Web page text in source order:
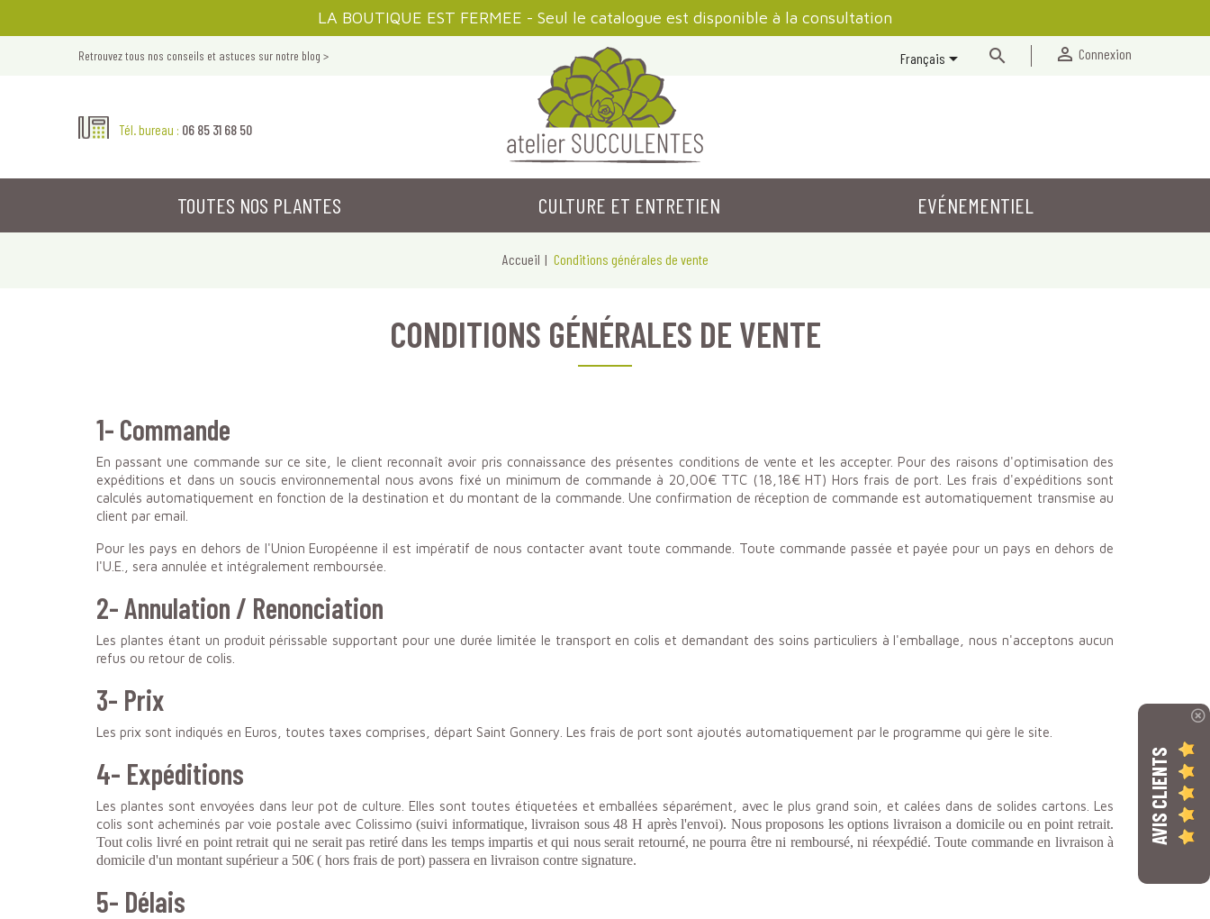
LA BOUTIQUE EST FERMEE - Seul le catalogue est disponible à la consultation
Retrouvez tous nos conseils et astuces sur notre blog > Français   Connexion
Tél. bureau : 06 85 31 68 50
TOUTES NOS PLANTES CULTURE ET ENTRETIEN EVÉNEMENTIEL
Accueil Conditions générales de vente
CONDITIONS GÉNÉRALES DE VENTE
1- Commande
En passant une commande sur ce site, le client reconnaît avoir pris connaissance des présentes conditions de vente et les accepter. Pour des raisons d'optimisation des
expéditions et dans un soucis environnemental nous avons fixé un minimum de commande à 20,00€ TTC (18,18€ HT) Hors frais de port. Les frais d'expéditions sont
calculés automatiquement en fonction de la destination et du montant de la commande. Une confirmation de réception de commande est automatiquement transmise au
client par email.
Pour les pays en dehors de l'Union Européenne il est impératif de nous contacter avant toute commande. Toute commande passée et payée pour un pays en dehors de
l'U.E., sera annulée et intégralement remboursée.
2- Annulation / Renonciation
Les plantes étant un produit périssable supportant pour une durée limitée le transport en colis et demandant des soins particuliers à l'emballage, nous n'acceptons aucun
refus ou retour de colis.
3- Prix
Les prix sont indiqués en Euros, toutes taxes comprises, départ Saint Gonnery. Les frais de port sont ajoutés automatiquement par le programme qui gère le site.
4- Expéditions
Les plantes sont envoyées dans leur pot de culture. Elles sont toutes étiquetées et emballées séparément, avec le plus grand soin, et calées dans de solides cartons. Les
colis sont acheminés par voie postale avec Colissimo(suivi informatique, livraison sous 48 H après l'envoi). Nous proposons les options livraison a domicile ou en point retrait.
Tout colis livré en point retrait qui ne serait pas retiré dans les temps impartis et qui nous serait retourné, ne pourra être ni remboursé, ni réexpédié. Toute commandeen livraison à
domicile d'un montant supérieur a 50€ ( hors frais de port) passera en livraison contre signature.
5- Délais
AVIS CLIENTS